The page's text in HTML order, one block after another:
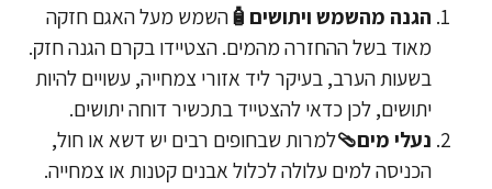
הגנה מהשמש ויתושים🧴השמש מעל האגם חזקה
מאוד בשל ההחזרה מהמים. הצטיידו בקרם הגנה חזק.
בשעות הערב, בעיקר ליד אזורי צמחייה, עשויים להיות
יתושים, לכן כדאי להצטייד בתכשיר דוחה יתושים.
נעלי מים🩴
למרות שבחופים רבים יש דשא או חול,
הכניסה למים עלולה לכלול אבנים קטנות או צמחייה.